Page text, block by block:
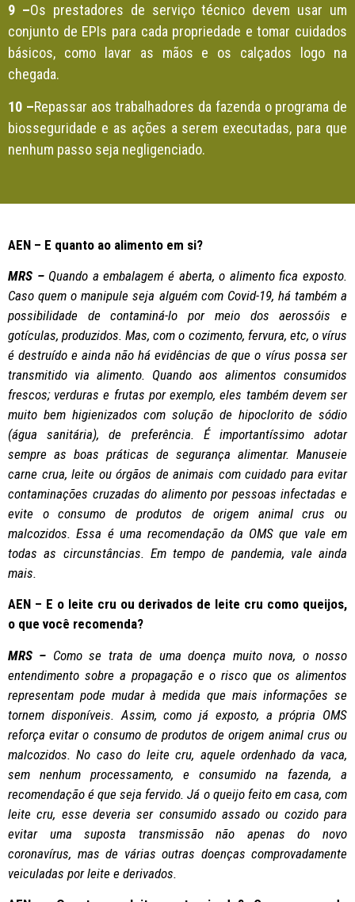
9 –Os prestadores de serviço técnico devem usar um
conjunto de EPIs para cada propriedade e tomar cuidados
básicos, como lavar as mãos e os calçados logo na
chegada.
10 –Repassar aos trabalhadores da fazenda o programa de
biosseguridade e as ações a serem executadas, para que
nenhum passo seja negligenciado.
AEN – E quanto ao alimento em si?
MRS – Quando a embalagem é aberta, o alimento fica exposto.
Caso quem o manipule seja alguém com Covid-19, há também a
possibilidade de contaminá-lo por meio dos aerossóis e
gotículas, produzidos. Mas, com o cozimento, fervura, etc, o vírus
é destruído e ainda não há evidências de que o vírus possa ser
transmitido via alimento. Quando aos alimentos consumidos
frescos; verduras e frutas por exemplo, eles também devem ser
muito bem higienizados com solução de hipoclorito de sódio
(água sanitária), de preferência. É importantíssimo adotar
sempre as boas práticas de segurança alimentar. Manuseie
carne crua, leite ou órgãos de animais com cuidado para evitar
contaminações cruzadas do alimento por pessoas infectadas e
evite o consumo de produtos de origem animal crus ou
malcozidos. Essa é uma recomendação da OMS que vale em
todas as circunstâncias. Em tempo de pandemia, vale ainda
mais.
AEN – E o leite cru ou derivados de leite cru como queijos,
o que você recomenda?
MRS – Como se trata de uma doença muito nova, o nosso
entendimento sobre a propagação e o risco que os alimentos
representam pode mudar à medida que mais informações se
tornem disponíveis. Assim, como já exposto, a própria OMS
reforça evitar o consumo de produtos de origem animal crus ou
malcozidos. No caso do leite cru, aquele ordenhado da vaca,
sem nenhum processamento, e consumido na fazenda, a
recomendação é que seja fervido. Já o queijo feito em casa, com
leite cru, esse deveria ser consumido assado ou cozido para
evitar uma suposta transmissão não apenas do novo
coronavírus, mas de várias outras doenças comprovadamente
veiculadas por leite e derivados.